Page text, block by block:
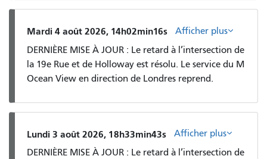
Mardi 4 août 2026, 14h02min16s
Afficher plus
DERNIÈRE MISE À JOUR : Le retard à l’intersection de
la 19e Rue et de Holloway est résolu. Le service du M
Ocean View en direction de Londres reprend.
Lundi 3 août 2026, 18h33min43s
Afficher plus
DERNIÈRE MISE À JOUR : Le retard à l’intersection de